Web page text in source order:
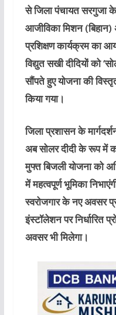
से जिला पंचायत सरगुजा के
आजीविका मिशन (बिहान)
प्रशिक्षण कार्यक्रम का
विद्युत सखी दीदियों को
सौंपते हुए योजना की
किया गया।
जिला प्रशासन के
अब सोलर दीदी के रूप में
मुफ्त बिजली योजना को
में महत्वपूर्ण भूमिका
स्वरोजगार के नए अवसर
इंस्टॉलेशन पर निर्धारित
अवसर भी मिलेगा।